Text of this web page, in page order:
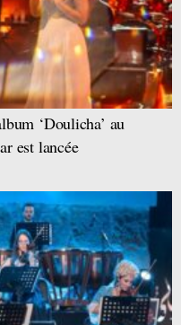
‘Doulicha’ au
est lancée